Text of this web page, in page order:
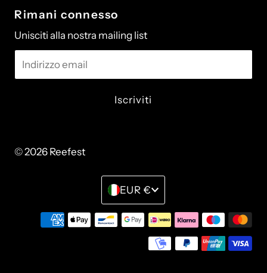
Rimani connesso
Unisciti alla nostra mailing list
© 2026 Reefest
Monetay
EUR €